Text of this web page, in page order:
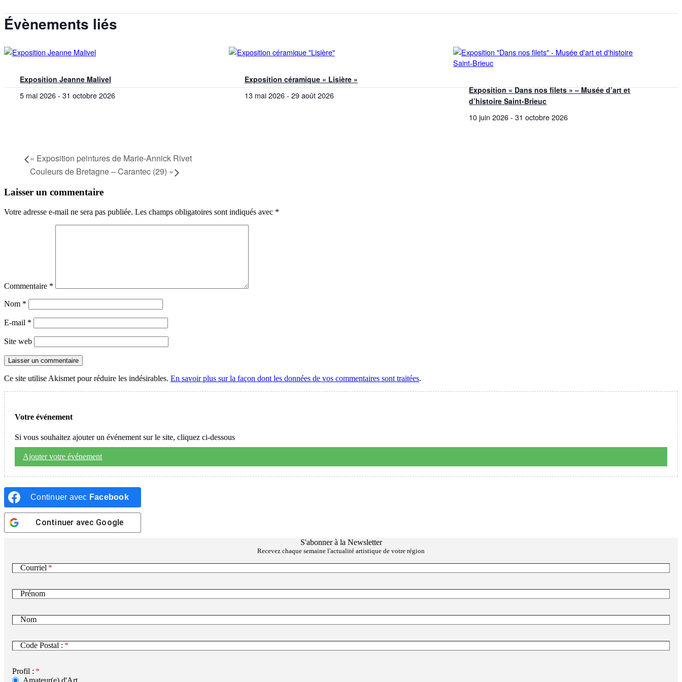
Évènements liés
Exposition Jeanne Malivel
5 mai 2026-31 octobre 2026
Exposition céramique « Lisière »
13 mai 2026- 29 août 2026
Exposition « Dans nos filets » – Musée d’art et
d’histoire Saint-Brieuc
10 juin 2026-31 octobre 2026
« Exposition peintures de Marie-Annick Rivet
Couleurs de Bretagne – Carantec (29) »
Laisser un commentaire
Votre adresse e-mail ne sera pas publiée. Les champs obligatoires sont indiqués avec *
Commentaire *
Nom *
E-mail *
Site web
Ce site utilise Akismet pour réduire les indésirables. En savoir plus sur la façon dont les données de vos commentaires sont traitées.
Votre événement
Si vous souhaitez ajouter un événement sur le site, cliquez ci-dessous
Ajouter votre événement
Continuer avec Facebook
Continuer avec Google
S'abonner à la Newsletter
Recevez chaque semaine l'actualité artistique de votre région
Courriel
Prénom
Nom
Code Postal :
Profil :
Amateur(e) d'Art